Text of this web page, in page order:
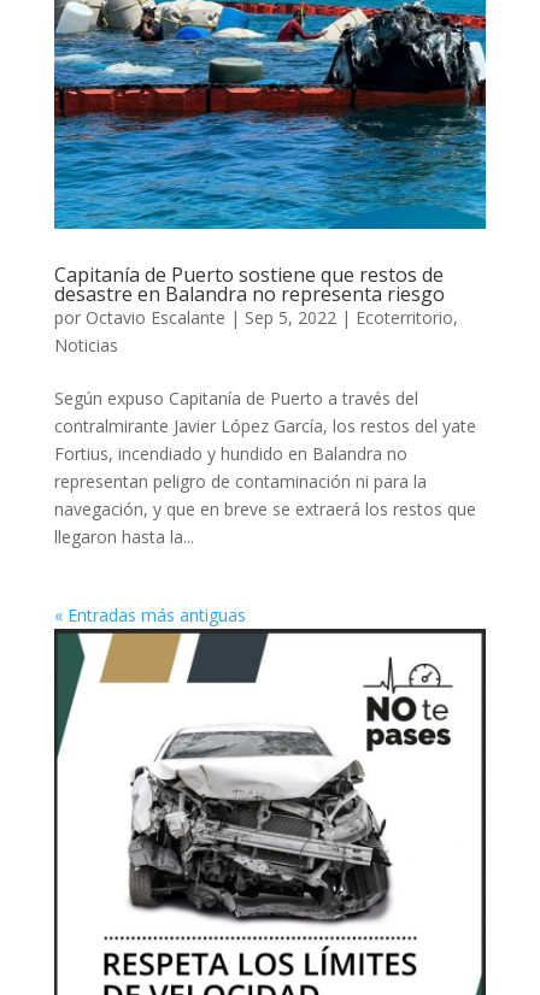
Capitanía de Puerto sostiene que restos de
desastre en Balandra no representa riesgo
por Octavio Escalante | Sep 5, 2022 | Ecoterritorio,
Noticias
Según expuso Capitanía de Puerto a través del
contralmirante Javier López García, los restos del yate
Fortius, incendiado y hundido en Balandra no
representan peligro de contaminación ni para la
navegación, y que en breve se extraerá los restos que
llegaron hasta la...
« Entradas más antiguas